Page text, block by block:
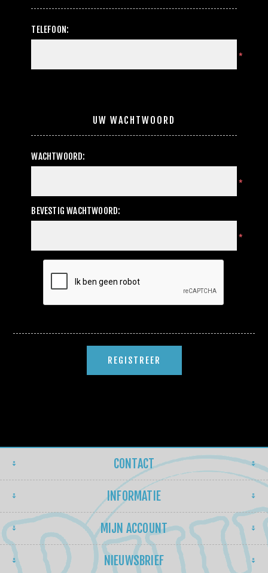
TELEFOON:
*
UW WACHTWOORD
WACHTWOORD:
*
BEVESTIG WACHTWOORD:
*
CONTACT
INFORMATIE
MIJN ACCOUNT
NIEUWSBRIEF